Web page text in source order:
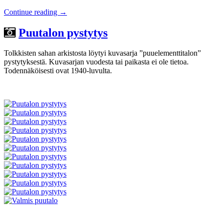
Continue reading →
Puutalon pystytys
Tolkkisten sahan arkistosta löytyi kuvasarja ”puuelementtitalon”
pystytyksestä. Kuvasarjan vuodesta tai paikasta ei ole tietoa.
Todennäköisesti ovat 1940-luvulta.